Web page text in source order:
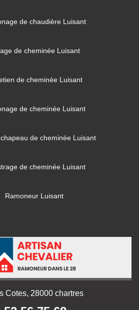
de chaudière Luisant
de cheminée Luisant
de cheminée Luisant
de cheminée Luisant
de cheminée Luisant
de cheminée Luisant
Ramoneur Luisant
Cotes, 28000 chartres